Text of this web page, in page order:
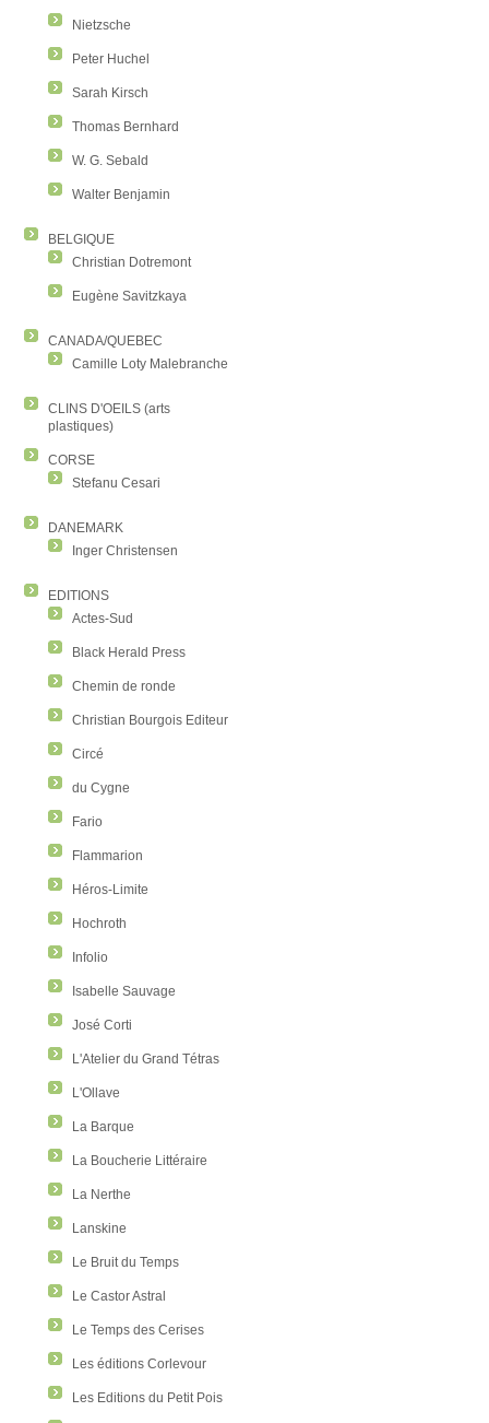
Nietzsche
Peter Huchel
Sarah Kirsch
Thomas Bernhard
W. G. Sebald
Walter Benjamin
BELGIQUE
Christian Dotremont
Eugène Savitzkaya
CANADA/QUEBEC
Camille Loty Malebranche
CLINS D'OEILS (arts
plastiques)
CORSE
Stefanu Cesari
DANEMARK
Inger Christensen
EDITIONS
Actes-Sud
Black Herald Press
Chemin de ronde
Christian Bourgois Editeur
Circé
du Cygne
Fario
Flammarion
Héros-Limite
Hochroth
Infolio
Isabelle Sauvage
José Corti
L'Atelier du Grand Tétras
L'Ollave
La Barque
La Boucherie Littéraire
La Nerthe
Lanskine
Le Bruit du Temps
Le Castor Astral
Le Temps des Cerises
Les éditions Corlevour
Les Editions du Petit Pois